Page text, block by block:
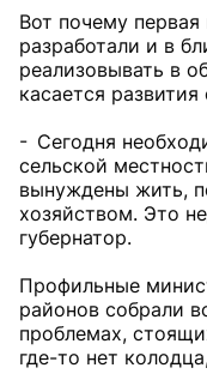
Вот почему
разработали и в
реализовывать в
касается развития
- Сегодня
сельской
вынуждены жить,
хозяйством. Это
губернатор.
Профильные
районов собрали
проблемах,
где-то нет